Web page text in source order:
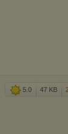
5.0 47 KB